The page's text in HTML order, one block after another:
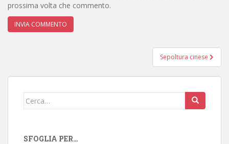
prossima volta che commento.
Sepoltura cinese
Cerca:
SFOGLIA PER…